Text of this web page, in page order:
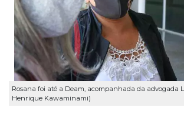
Rosana foi até a Deam, acompanhada da advogada
Henrique Kawaminami)